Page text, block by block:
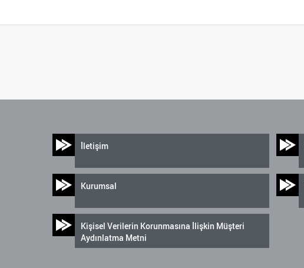
İletişim
Kurumsal
Kişisel Verilerin Korunmasına İlişkin Müşteri
Aydınlatma Metni